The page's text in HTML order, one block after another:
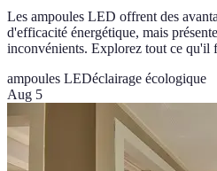
Les ampoules LED offrent des
d'efficacité énergétique, mais
inconvénients. Explorez tout ce qu'il
ampoules LEDéclairage écologique
Aug 5